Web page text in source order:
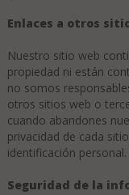
Enlaces a otros
Nuestro sitio web
propiedad ni están
no somos
otros sitios web o
cuando abandones
privacidad de cada
identificación personal.
Seguridad de la